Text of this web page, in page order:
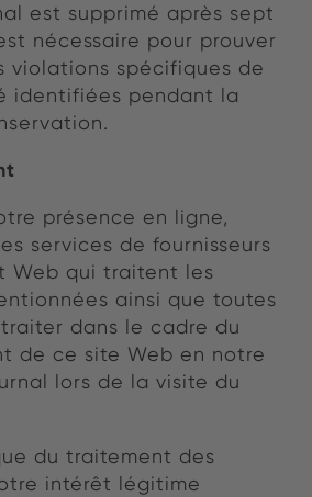
est supprimé après sept
nécessaire pour prouver
violations spécifiques de
identifiées pendant la
présence en ligne,
services de fournisseurs
Web qui traitent les
ainsi que toutes
dans le cadre du
de ce site Web en notre
lors de la visite du
du traitement des
intérêt légitime